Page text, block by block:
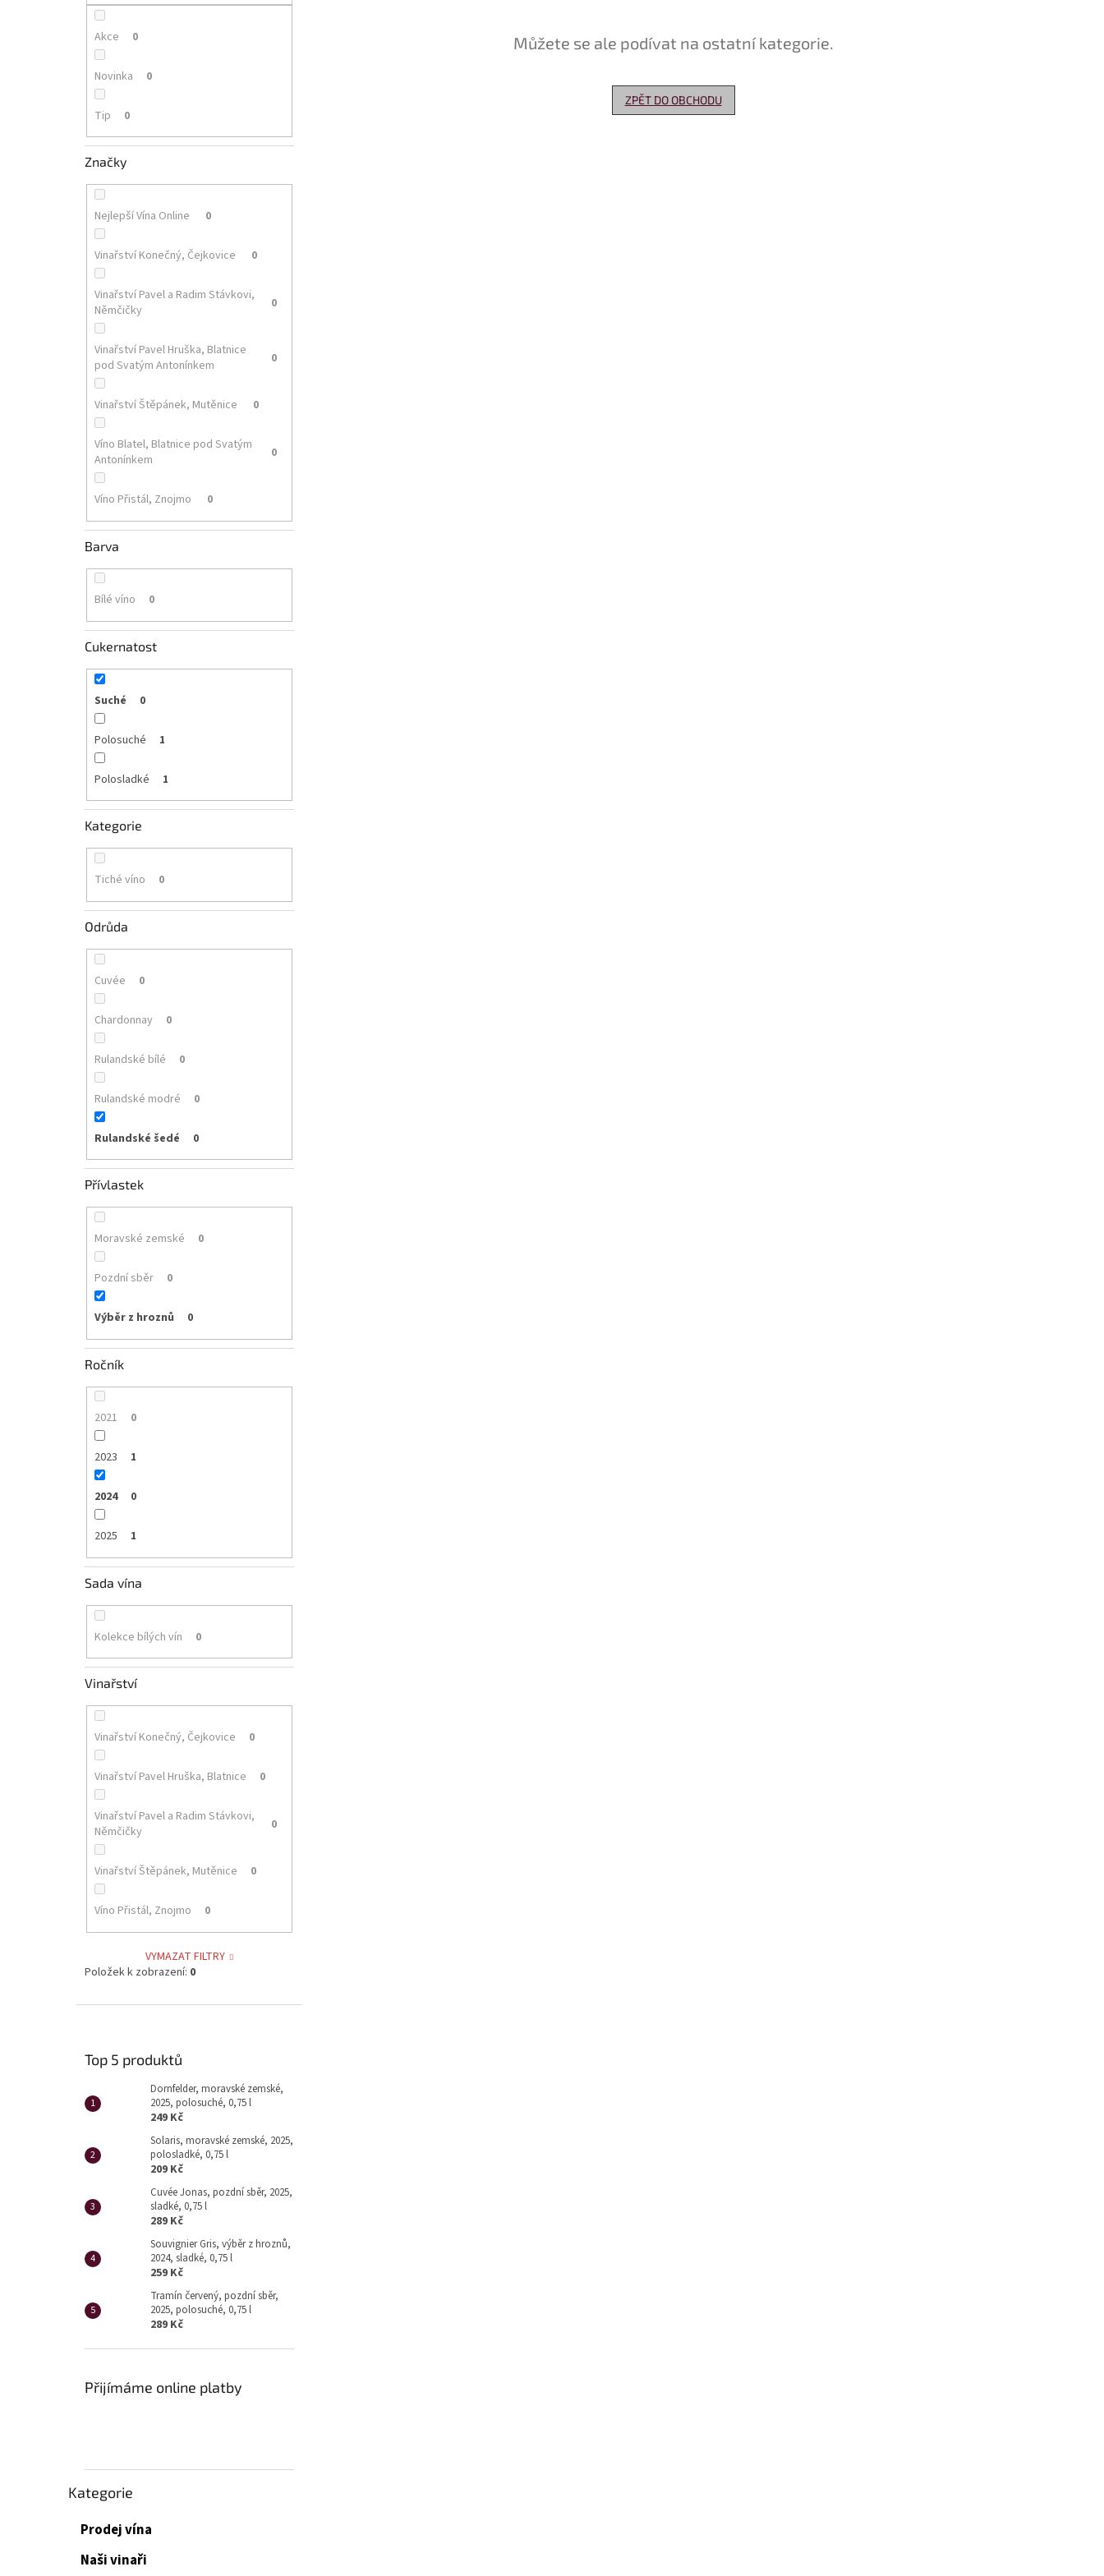
Akce 0
Novinka 0
Tip 0
Značky
Nejlepší Vína Online 0
Vinařství Konečný, Čejkovice 0
Vinařství Pavel a Radim Stávkovi,
Němčičky
0
Vinařství Pavel Hruška, Blatnice
pod Svatým Antonínkem
0
Vinařství Štěpánek, Mutěnice 0
Víno Blatel, Blatnice pod Svatým
Antonínkem
0
Víno Přistál, Znojmo 0
Barva
Bílé víno 0
Cukernatost
Suché 0
Polosuché 1
Polosladké 1
Kategorie
Tiché víno 0
Odrůda
Cuvée 0
Chardonnay 0
Rulandské bílé 0
Rulandské modré 0
Rulandské šedé 0
Přívlastek
Moravské zemské 0
Pozdní sběr 0
Výběr z hroznů 0
Ročník
2021 0
2023 1
2024 0
2025 1
Sada vína
Kolekce bílých vín 0
Vinařství
Vinařství Konečný, Čejkovice 0
Vinařství Pavel Hruška, Blatnice 0
Vinařství Pavel a Radim Stávkovi,
Němčičky
0
Vinařství Štěpánek, Mutěnice 0
Víno Přistál, Znojmo 0
VYMAZAT FILTRY
Položek k zobrazení: 0
Top 5 produktů
Dornfelder, moravské zemské,
2025, polosuché, 0,75 l
249 Kč
Solaris, moravské zemské, 2025,
polosladké, 0,75 l
209 Kč
Cuvée Jonas, pozdní sběr, 2025,
sladké, 0,75 l
289 Kč
Souvignier Gris, výběr z hroznů,
2024, sladké, 0,75 l
259 Kč
Tramín červený, pozdní sběr,
2025, polosuché, 0,75 l
289 Kč
Přijímáme online platby
Přeskočit
kategorie
Kategorie
Prodej vína
Naši vinaři
Můžete se ale podívat na ostatní kategorie.
ZPĚT DO OBCHODU